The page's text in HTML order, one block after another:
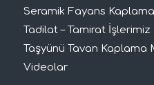
Seramik Fayans
Tadilat – Tamirat İşlerimiz
Taşyünü Tavan Kaplama
Videolar